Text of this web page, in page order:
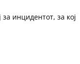
инцидентот, за кој